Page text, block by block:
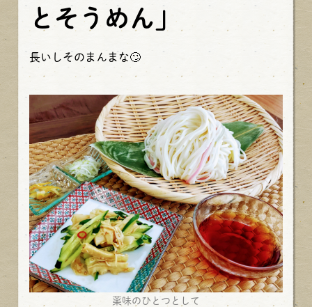
とそうめん」
長いしそのまんまな🙄
薬味のひとつとして